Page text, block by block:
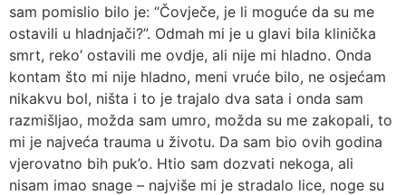
sam pomislio bilo je: “Čovječe, je li moguće da su me
ostavili u hladnjači?”. Odmah mi je u glavi bila klinička
smrt, reko’ ostavili me ovdje, ali nije mi hladno. Onda
kontam što mi nije hladno, meni vruće bilo, ne osjećam
nikakvu bol, ništa i to je trajalo dva sata i onda sam
razmišljao, možda sam umro, možda su me zakopali, to
mi je najveća trauma u životu. Da sam bio ovih godina
vjerovatno bih puk’o. Htio sam dozvati nekoga, ali
nisam imao snage – najviše mi je stradalo lice, noge su